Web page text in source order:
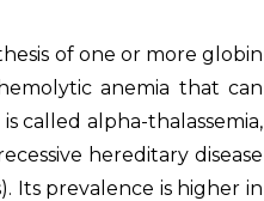
of one or more globin
anemia that can
called alpha-thalassemia,
hereditary disease
Its prevalence is higher in